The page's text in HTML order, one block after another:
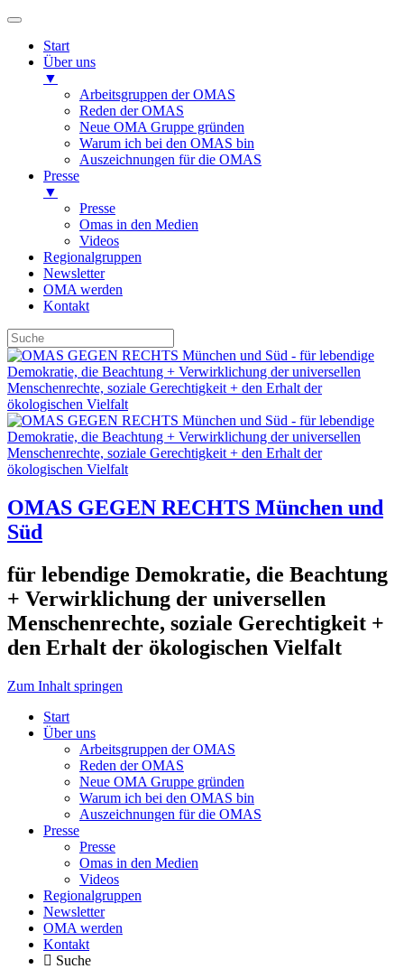
Start
Über uns
▼
Arbeitsgruppen der OMAS
Reden der OMAS
Neue OMA Gruppe gründen
Warum ich bei den OMAS bin
Auszeichnungen für die OMAS
Presse
▼
Presse
Omas in den Medien
Videos
Regionalgruppen
Newsletter
OMA werden
Kontakt
OMAS GEGEN RECHTS München und
Süd
für lebendige Demokratie, die Beachtung
+ Verwirklichung der universellen
Menschenrechte, soziale Gerechtigkeit +
den Erhalt der ökologischen Vielfalt
Zum Inhalt springen
Start
Über uns
Arbeitsgruppen der OMAS
Reden der OMAS
Neue OMA Gruppe gründen
Warum ich bei den OMAS bin
Auszeichnungen für die OMAS
Presse
Presse
Omas in den Medien
Videos
Regionalgruppen
Newsletter
OMA werden
Kontakt
Suche